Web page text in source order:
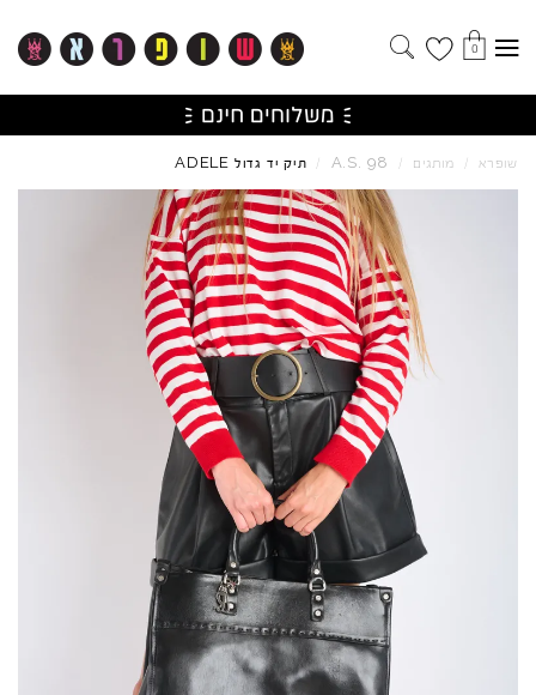
0
שופרא / מותגים /
A.S. 98
/ תיק יד גדול ADELE